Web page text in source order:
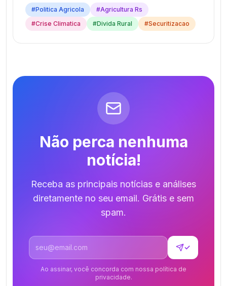
#Politica Agricola #Agricultura Rs
#Crise Climatica #Divida Rural #Securitizacao
Não perca nenhuma
notícia!
Receba as principais notícias e análises
diretamente no seu email. Grátis e sem
spam.
Endereço de email
✓
Ao assinar, você concorda com nossa política de
privacidade.